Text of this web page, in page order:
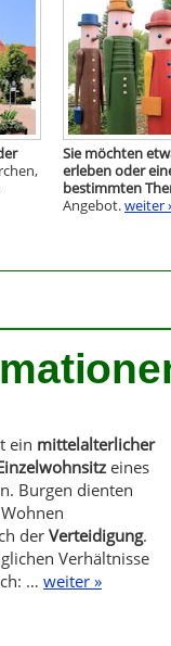
Sie möchten
erleben oder
bestimmten
Angebot.weiter
ein mittelalterlicher
eines
Burgen dienten
der Verteidigung.
Verhältnisse
… weiter »